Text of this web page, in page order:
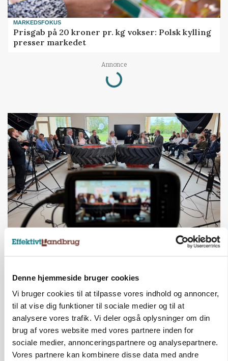
Denne hjemmeside bruger cookies
Vi bruger cookies til at tilpasse vores indhold og annoncer,
til at vise dig funktioner til sociale medier og til at
analysere vores trafik. Vi deler også oplysninger om din
brug af vores website med vores partnere inden for
sociale medier, annonceringspartnere og analysepartnere.
Vores partnere kan kombinere disse data med andre
MARKEDSFOKUS
Prisgab på 20 kroner pr. kg vokser: Polsk kylling
presser markedet
Annonce
Loading...
BUSINESS
Ejer eller medejer? Nyt tv-format udfordrer
landbrugets ejerstruktur
Annonce